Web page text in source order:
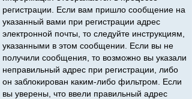
регистрации. Если вам пришло сообщение на
указанный вами при регистрации адрес
электронной почты, то следуйте инструкциям,
указанными в этом сообщении. Если вы не
получили сообщения, то возможно вы указали
неправильный адрес при регистрации, либо
он заблокирован каким-либо фильтром. Если
вы уверены, что ввели правильный адрес